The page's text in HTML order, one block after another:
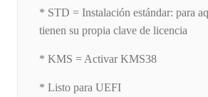
* STD = Instalación estándar: para
tienen su propia clave de licencia
* KMS = Activar KMS38
* Listo para UEFI